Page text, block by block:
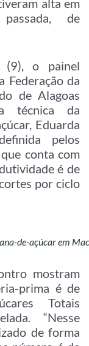
alta em
de
o painel
Federação da
de Alagoas
técnica da
Eduarda
pelos
conta com
é de
por ciclo
de-açúcar em
mostram
prima é de
Totais
“Nesse
de forma